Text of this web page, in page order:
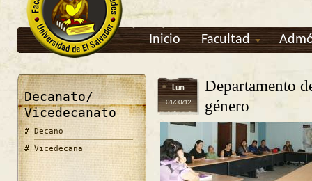
Inicio Facultad
Decanato/
Vicedecanato
Decano
Vicedecana
Lun
01/30/12
Departamento
género